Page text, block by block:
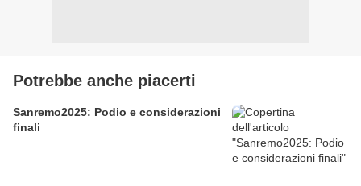
Potrebbe anche piacerti
Sanremo2025: Podio e considerazioni
finali